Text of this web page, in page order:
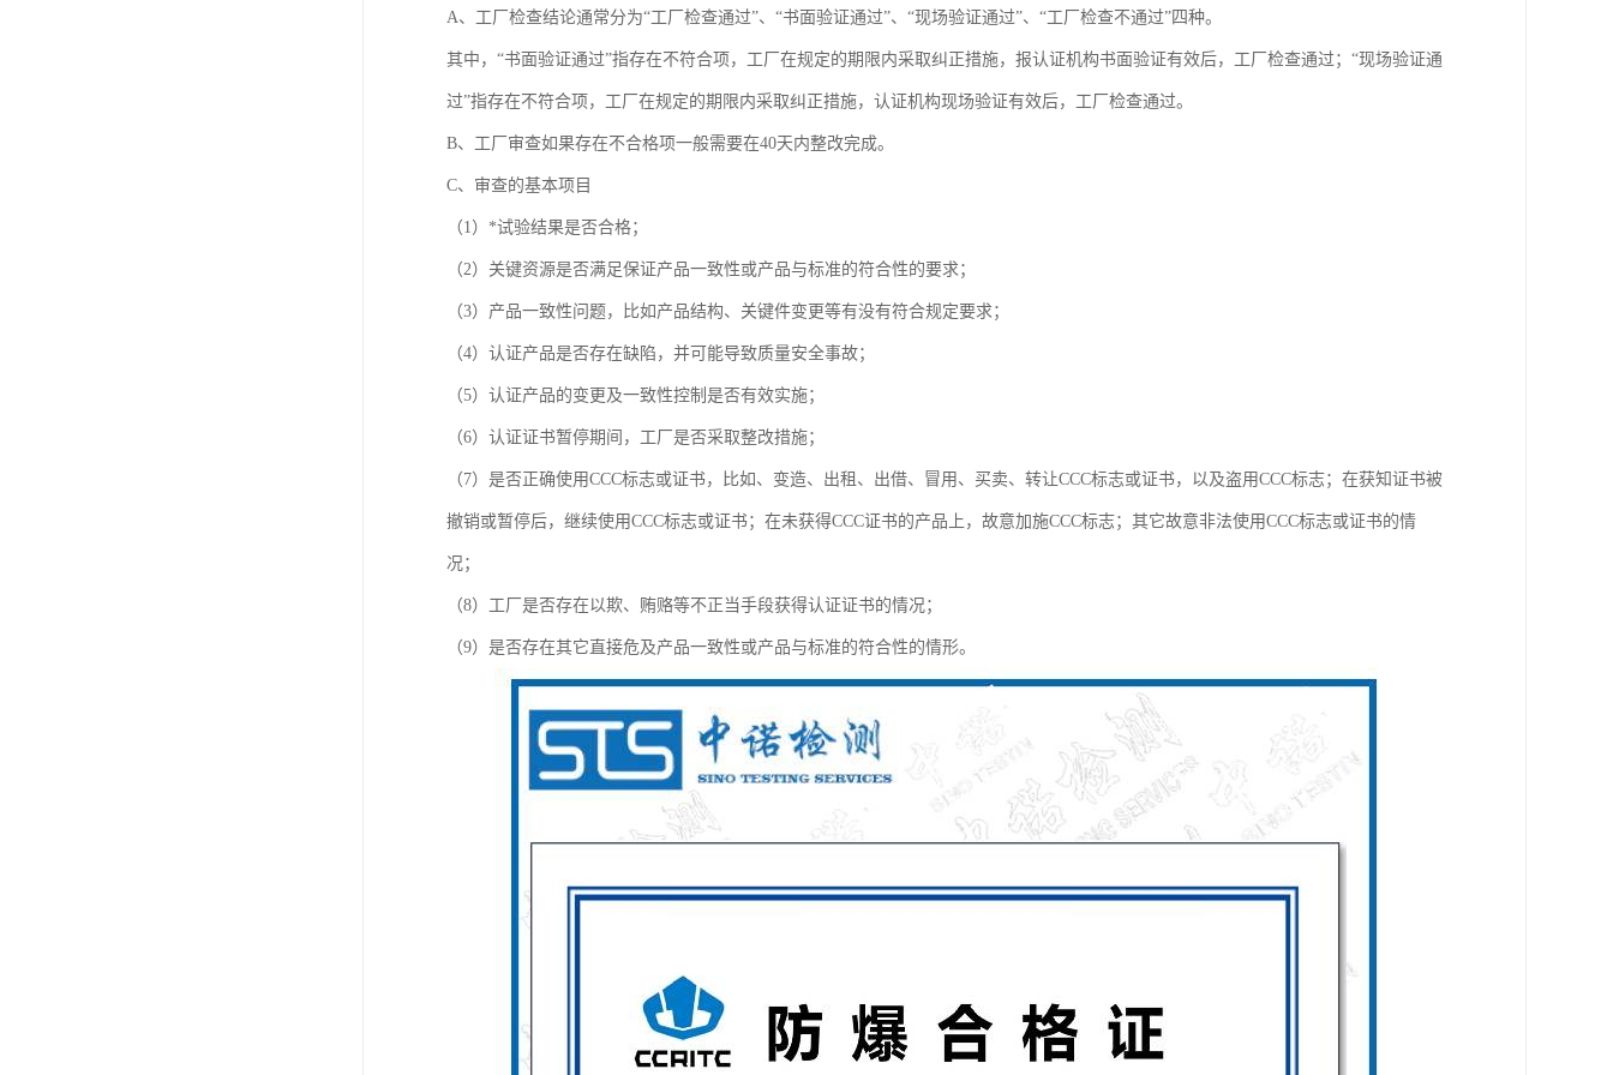
A、工厂检查结论通常分为“工厂检查通过”、“书面验证通过”、“现场验证通过”、“工厂检查不通过”四种。
其中，“书面验证通过”指存在不符合项，工厂在规定的期限内采取纠正措施，报认证机构书面验证有效后，工厂检查通过；“现场验证通
过”指存在不符合项，工厂在规定的期限内采取纠正措施，认证机构现场验证有效后，工厂检查通过。
B、工厂审查如果存在不合格项一般需要在40天内整改完成。
C、审查的基本项目
（1）*试验结果是否合格；
（2）关键资源是否满足保证产品一致性或产品与标准的符合性的要求；
（3）产品一致性问题，比如产品结构、关键件变更等有没有符合规定要求；
（4）认证产品是否存在缺陷，并可能导致质量安全事故；
（5）认证产品的变更及一致性控制是否有效实施；
（6）认证证书暂停期间，工厂是否采取整改措施；
（7）是否正确使用CCC标志或证书，比如、变造、出租、出借、冒用、买卖、转让CCC标志或证书，以及盗用CCC标志；在获知证书被
撤销或暂停后，继续使用CCC标志或证书；在未获得CCC证书的产品上，故意加施CCC标志；其它故意非法使用CCC标志或证书的情
况；
（8）工厂是否存在以欺、贿赂等不正当手段获得认证证书的情况；
（9）是否存在其它直接危及产品一致性或产品与标准的符合性的情形。